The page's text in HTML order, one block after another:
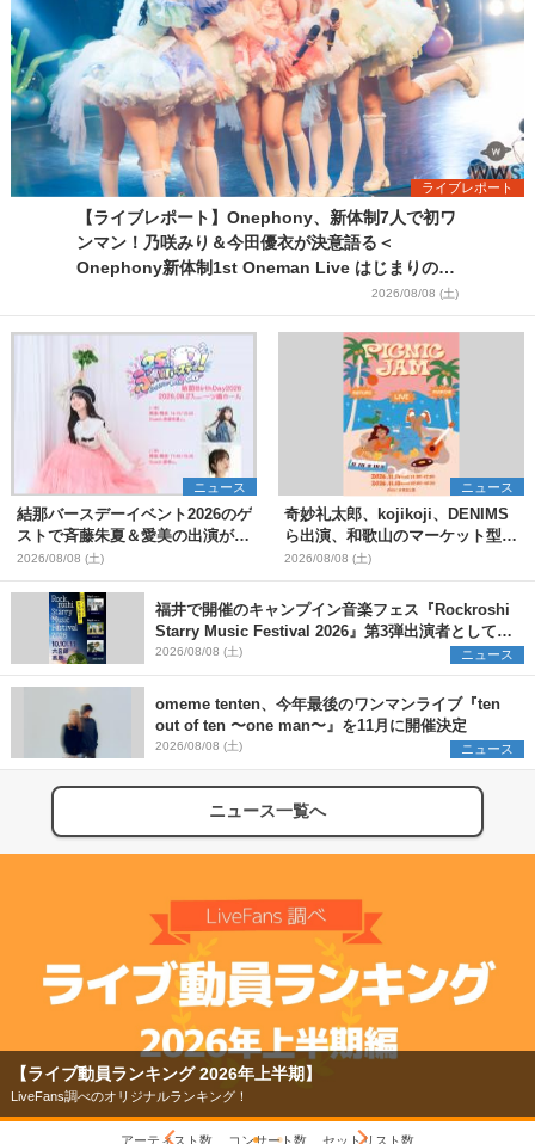
ライブレポート
【ライブレポート】Onephony、新体制7人で初ワ
ンマン！乃咲みり＆今田優衣が決意語る＜
Onephony新体制1st Oneman Live はじまりの夏
2026/08/08 (土)
ニュース
結那バースデーイベント2026のゲ
ストで斉藤朱夏＆愛美の出演が決
定
2026/08/08 (土)
ニュース
奇妙礼太郎、kojikoji、DENIMS
ら出演、和歌山のマーケット型野
外イベント『PICNIC JAM
2026』早割チケット発売開始
2026/08/08 (土)
福井で開催のキャンプイン音楽フェス『Rockroshi
Starry Music Festival 2026』第3弾出演者として
SCOOBIE DO、かりゆし58、Reiを発表
2026/08/08 (土) ニュース
omeme tenten、今年最後のワンマンライブ『ten
out of ten 〜one man〜』を11月に開催決定
2026/08/08 (土) ニュース
ニュース一覧へ
【ライブ動員ランキング 2026年上半期】
LiveFans調べのオリジナルランキング！
アーティスト数 コンサート数 セットリスト数